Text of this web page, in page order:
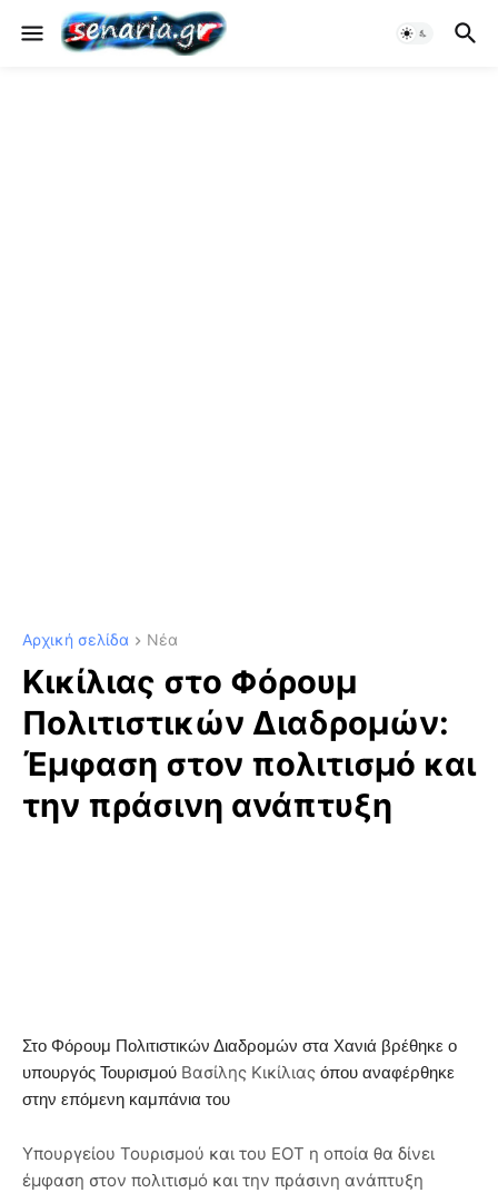
Αρχική σελίδα Νέα
Κικίλιας στο Φόρουμ
Πολιτιστικών Διαδρομών:
Έμφαση στον πολιτισμό και
την πράσινη ανάπτυξη
Στο Φόρουμ Πολιτιστικών Διαδρομών στα Χανιά βρέθηκε ο
υπουργός Τουρισμού Βασίλης Κικίλιας όπου αναφέρθηκε
στην επόμενη καμπάνια του
Υπουργείου Τουρισμού και του ΕΟΤ η οποία θα δίνει
έμφαση στον πολιτισμό και την πράσινη ανάπτυξη